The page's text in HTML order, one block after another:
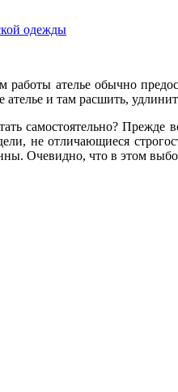
одежды
ателье обычно
ателье и там расшить,
самостоятельно?
не отличающиеся
Очевидно, что в этом